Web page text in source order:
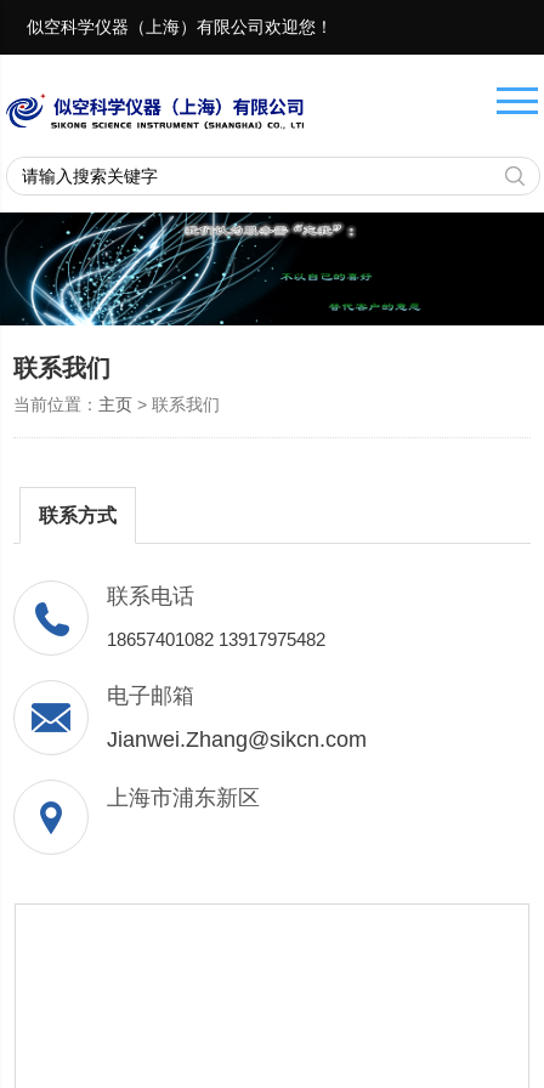
似空科学仪器（上海）有限公司欢迎您！
联系我们
当前位置： 主页 > 联系我们
联系方式
联系电话
18657401082 13917975482
电子邮箱
Jianwei.Zhang@sikcn.com
上海市浦东新区